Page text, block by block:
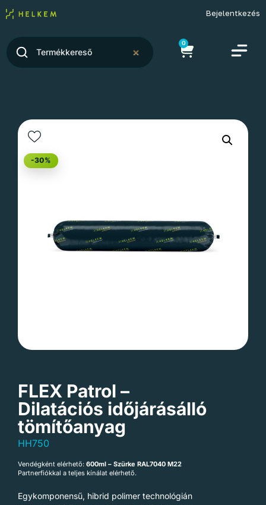
Bejelentkezés
0
FLEX Patrol –
Dilatációs időjárásálló
tömítőanyag
HH750
Vendégként elérhető: 600ml – Szürke RAL7040 M22
Partnerfiókkal a teljes kínálat elérhető.
Egykomponensű, hibrid polimer technológián
-30%